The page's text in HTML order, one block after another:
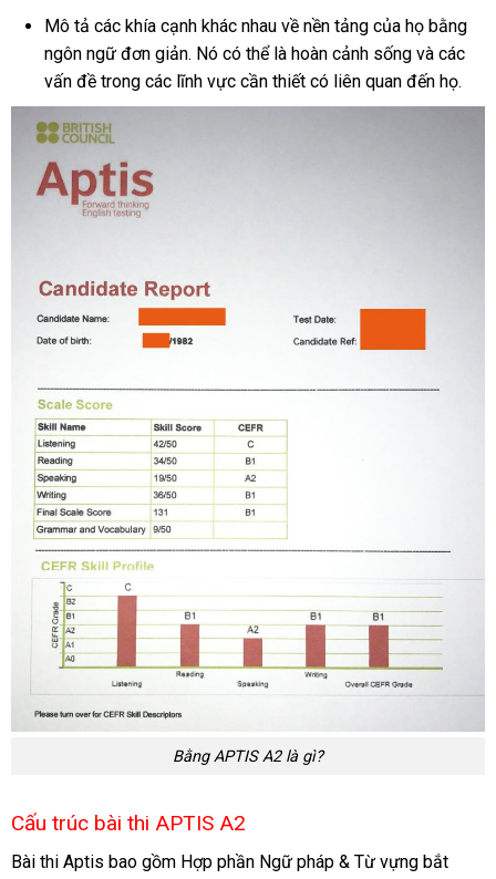
Mô tả các khía cạnh khác nhau về nền tảng của họ bằng
ngôn ngữ đơn giản. Nó có thể là hoàn cảnh sống và các
vấn đề trong các lĩnh vực cần thiết có liên quan đến họ.
Bằng APTIS A2 là gì?
Cấu trúc bài thi APTIS A2
Bài thi Aptis bao gồm Hợp phần Ngữ pháp & Từ vựng bắt